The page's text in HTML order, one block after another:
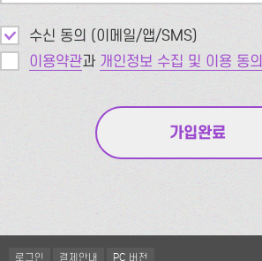
수신 동의 (이메일/앱/SMS)
이용약관과 개인정보 수집 및 이용 동의
로그인 결제안내 PC 버전